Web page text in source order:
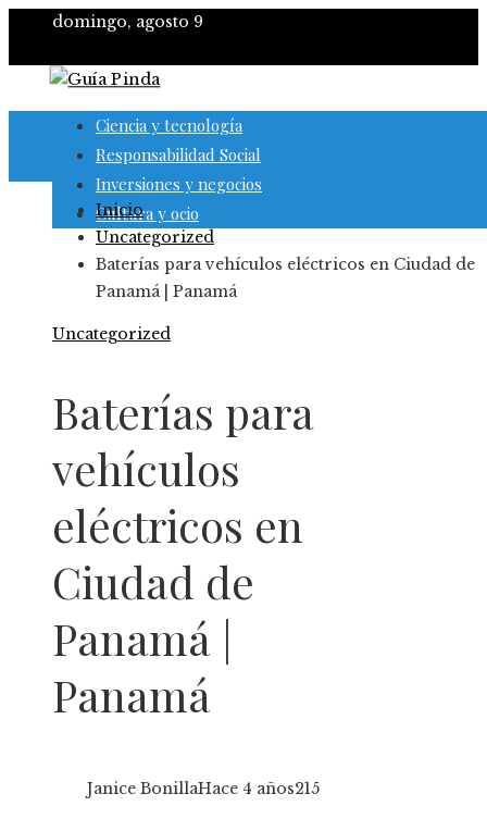
domingo, agosto 9
Ciencia y tecnología
Responsabilidad Social
Inversiones y negocios
Cultura y ocio
Inicio
Uncategorized
Baterías para vehículos eléctricos en Ciudad de
Panamá | Panamá
Uncategorized
Baterías para
vehículos
eléctricos en
Ciudad de
Panamá |
Panamá
Janice BonillaHace 4 años215